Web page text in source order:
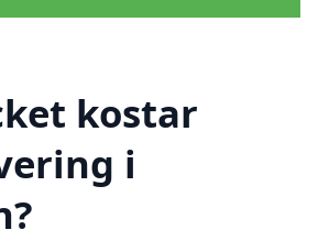
kostar
i